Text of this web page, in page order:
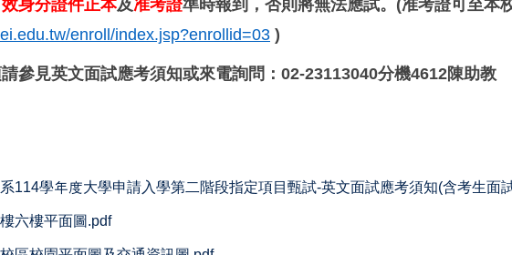
身分證件正本及准考證準時報到，否則將無法應試。(准考證可至本
enroll/index.jsp?enrollid=03 )
參見英文面試應考須知或來電詢問：02-23113040分機4612陳助教
114學年度大學申請入學第二階段指定項目甄試-英文面試應考須知(含考生面
六樓平面圖.pdf